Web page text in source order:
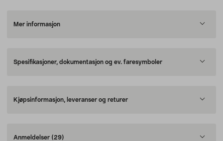
Mer informasjon
Spesifikasjoner, dokumentasjon og ev. faresymboler
Kjøpsinformasjon, leveranser og returer
Anmeldelser (29)